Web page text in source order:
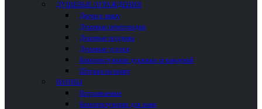
ДУШЕВЫЕ ОГРАЖДЕНИЯ
Двери в нишу
Душевые перегородки
Душевые поддоны
Душевые уголки
Комплектующие душевых ограждений
Шторки на ванну
ВАННЫ
Встраиваемые
Комплектующие для ванн